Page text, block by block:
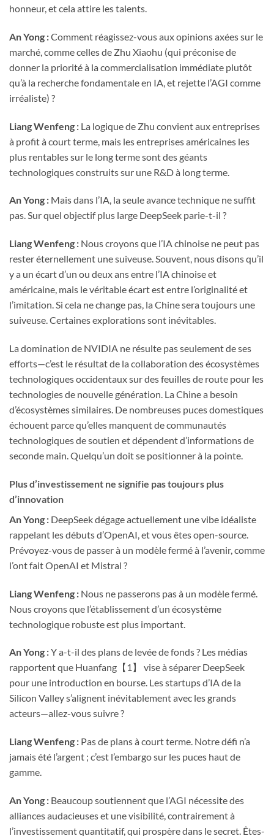
honneur, et cela attire les talents.
An Yong :Comment réagissez-vous aux opinions axées sur le
marché, comme celles de Zhu Xiaohu (qui préconise de
donner la priorité à la commercialisation immédiate plutôt
qu’à la recherche fondamentale en IA, et rejette l’AGI comme
irréaliste) ?
Liang Wenfeng : La logique de Zhu convient aux entreprises
à profit à court terme, mais les entreprises américaines les
plus rentables sur le long terme sont des géants
technologiques construits sur une R&D à long terme.
An Yong : Mais dans l’IA, la seule avance technique ne suffit
pas. Sur quel objectif plus large DeepSeek parie-t-il ?
Liang Wenfeng : Nous croyons que l’IA chinoise ne peut pas
rester éternellement une suiveuse. Souvent, nous disons qu’il
y a un écart d’un ou deux ans entre l’IA chinoise et
américaine, mais le véritable écart est entre l’originalité et
l’imitation. Si cela ne change pas, la Chine sera toujours une
suiveuse. Certaines explorations sont inévitables.
La domination de NVIDIA ne résulte pas seulement de ses
efforts—c’est le résultat de la collaboration des écosystèmes
technologiques occidentaux sur des feuilles de route pour les
technologies de nouvelle génération. La Chine a besoin
d’écosystèmes similaires. De nombreuses puces domestiques
échouent parce qu’elles manquent de communautés
technologiques de soutien et dépendent d’informations de
seconde main. Quelqu’un doit se positionner à la pointe.
Plus d’investissement ne signifie pas toujours plus
d’innovation
An Yong : DeepSeek dégage actuellement une vibe idéaliste
rappelant les débuts d’OpenAI, et vous êtes open-source.
Prévoyez-vous de passer à un modèle fermé à l’avenir, comme
l’ont fait OpenAI et Mistral ?
Liang Wenfeng : Nous ne passerons pas à un modèle fermé.
Nous croyons que l’établissement d’un écosystème
technologique robuste est plus important.
An Yong :Y a-t-il des plans de levée de fonds ? Les médias
rapportent que Huanfang【1】 vise à séparer DeepSeek
pour une introduction en bourse. Les startups d’IA de la
Silicon Valley s’alignent inévitablement avec les grands
acteurs—allez-vous suivre ?
Liang Wenfeng : Pas de plans à court terme. Notre défi n’a
jamais été l’argent ; c’est l’embargo sur les puces haut de
gamme.
An Yong : Beaucoup soutiennent que l’AGI nécessite des
alliances audacieuses et une visibilité, contrairement à
l’investissement quantitatif, qui prospère dans le secret. Êtes-